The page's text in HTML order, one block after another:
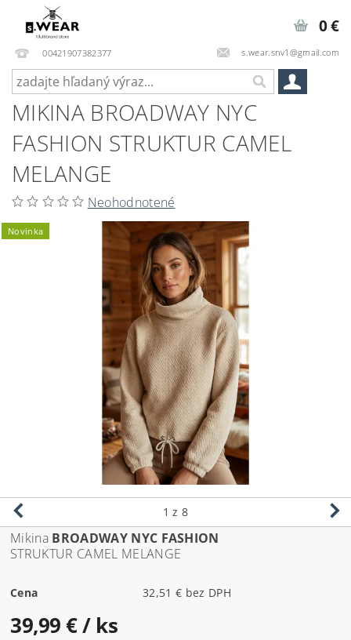
00421907382377 s.wear.snv1@gmail.com
0 €
MIKINA BROADWAY NYC
FASHION STRUKTUR CAMEL
MELANGE
Neohodnotené
Novinka
1 z 8
Mikina BROADWAY NYC FASHION
STRUKTUR CAMEL MELANGE
Cena 32,51 € bez DPH
39,99 €/ ks